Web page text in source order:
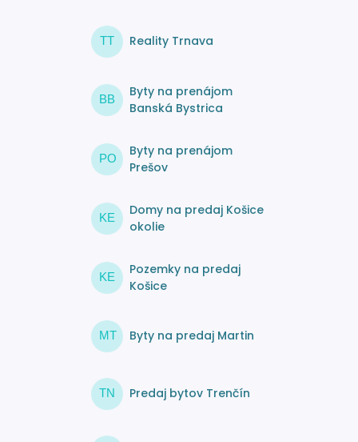
TT Reality Trnava
BB
Byty na prenájom
Banská Bystrica
PO
Byty na prenájom
Prešov
KE
Domy na predaj Košice
okolie
KE
Pozemky na predaj
Košice
MT Byty na predaj Martin
TN Predaj bytov Trenčín